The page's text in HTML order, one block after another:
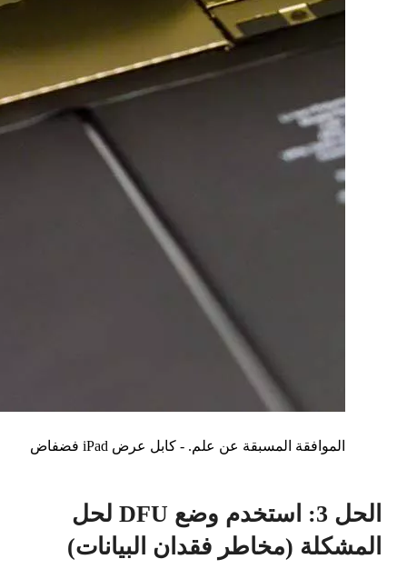
الموافقة المسبقة عن علم. - كابل عرض iPad فضفاض
الحل 3: استخدم وضع DFU لحل
المشكلة (مخاطر فقدان البيانات)